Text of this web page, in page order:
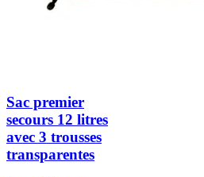
Sac premier
secours 12 litres
avec 3 trousses
transparentes